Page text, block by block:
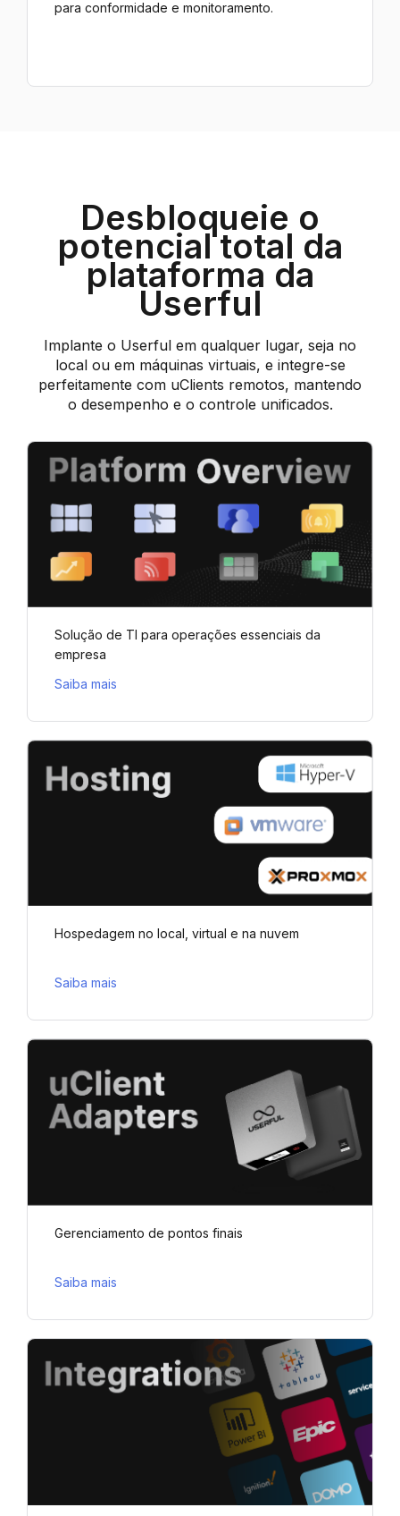
para conformidade e monitoramento.
Desbloqueie o
potencial total da
plataforma da
Userful
Implante o Userful em qualquer lugar, seja no
local ou em máquinas virtuais, e integre-se
perfeitamente com uClients remotos, mantendo
o desempenho e o controle unificados.
Solução de TI para operações essenciais da
empresa
Saiba mais
Hospedagem no local, virtual e na nuvem
Saiba mais
Gerenciamento de pontos finais
Saiba mais